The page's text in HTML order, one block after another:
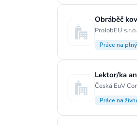
ProJobEU s.r.o.
Práce na
Lektor/ka
Česká EuV
Práce na